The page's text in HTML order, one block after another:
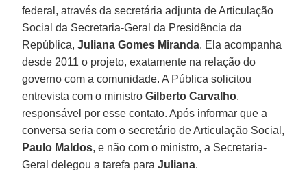
federal, através da secretária adjunta de Articulação
Social da Secretaria-Geral da Presidência da
República,Juliana Gomes Miranda. Ela acompanha
desde 2011 o projeto, exatamente na relação do
governo com a comunidade. A Pública solicitou
entrevista com o ministroGilberto Carvalho,
responsável por esse contato. Após informar que a
conversa seria com o secretário de Articulação Social,
Paulo Maldos, e não com o ministro, a Secretaria-
Geral delegou a tarefa para Juliana.